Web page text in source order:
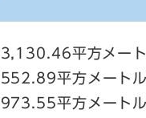
平方メー
平方メートル
平方メートル